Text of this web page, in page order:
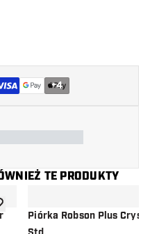
+4
TE PRODUKTY
do listy życzeń
Piórka Robson Plus